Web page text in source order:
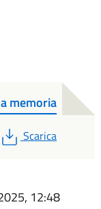
memoria
PDF
Scarica
12:48